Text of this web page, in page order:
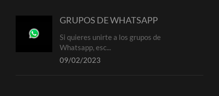
GRUPOS DE WHATSAPP
Si quieres unirte a los grupos de
Whatsapp, esc...
09/02/2023